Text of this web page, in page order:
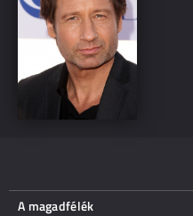
A magadfélék